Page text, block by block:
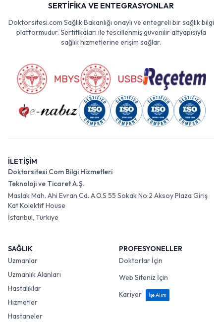
SERTİFİKA VE ENTEGRASYONLAR
Doktorsitesi.com Sağlık Bakanlığı onaylı ve entegreli bir sağlık bilgi
platformudur. Sertifikaları ile tescillenmiş güvenilir altyapısıyla
sağlık hizmetlerine erişim sağlar.
İLETİŞİM
Doktorsitesi Com Bilgi Hizmetleri
Teknoloji ve Ticaret A.Ş.
Maslak Mah. Ahi Evran Cd. A.O.S 55 Sokak No:2 Aksoy Plaza Giriş
Kat Kolektif House
İstanbul, Türkiye
SAĞLIK
Uzmanlar
Uzmanlık Alanları
Hastalıklar
Hizmetler
Hastaneler
PROFESYONELLER
Doktorlar İçin
Web Siteniz İçin
Kariyer
İşe Alım